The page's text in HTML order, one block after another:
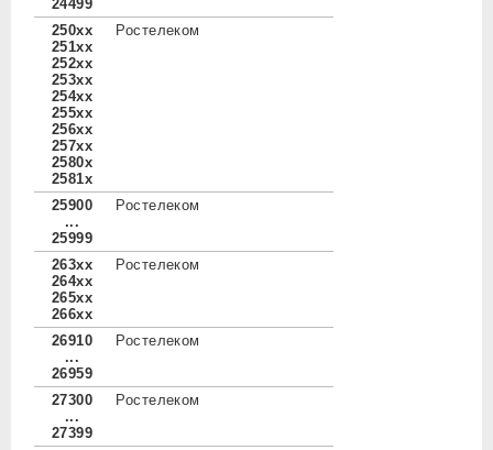
24499
250xx
251xx
252xx
253xx
254xx
255xx
256xx
257xx
2580x
2581x
Ростелеком
25900
...
25999
Ростелеком
263xx
264xx
265xx
266xx
Ростелеком
26910
...
26959
Ростелеком
27300
...
27399
Ростелеком